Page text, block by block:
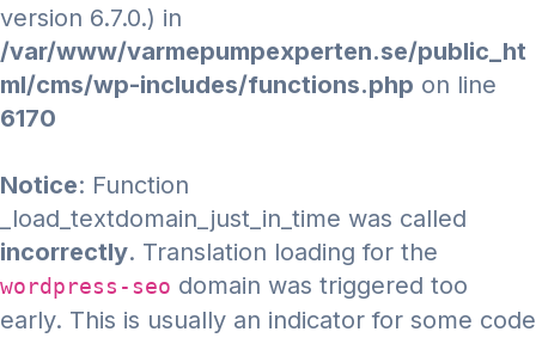
version 6.7.0.) in
/var/www/varmepumpexperten.se/public_ht
ml/cms/wp-includes/functions.php on line
6170
Notice: Function
_load_textdomain_just_in_time was called
incorrectly. Translation loading for the
wordpress-seo domain was triggered too
early. This is usually an indicator for some code